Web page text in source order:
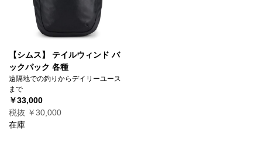
【シムス】 テイルウィンド バ
ックパック 各種
遠隔地での釣りからデイリーユース
まで
￥33,000
税抜 ￥30,000
在庫